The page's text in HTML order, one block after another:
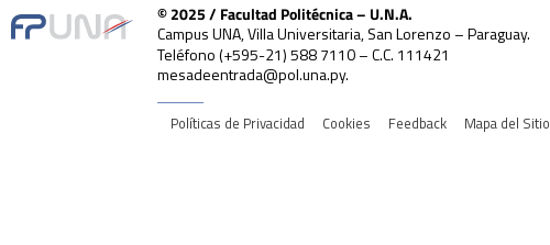
© 2025 / Facultad Politécnica – U.N.A.
Campus UNA, Villa Universitaria, San Lorenzo – Paraguay.
Teléfono (+595-21) 588 7110 – C.C. 111421
mesadeentrada@pol.una.py.
Políticas de Privacidad Cookies Feedback Mapa del Sitio